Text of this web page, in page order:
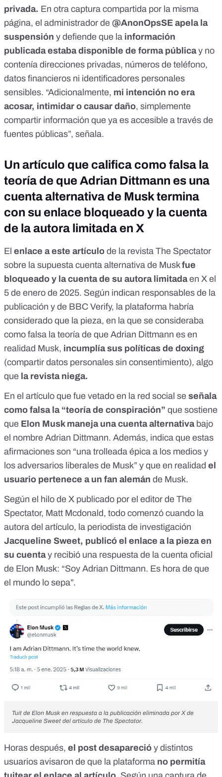
privada. En otra captura compartida por la misma
página, el administrador de @AnonOpsSE apela la
suspensión y defiende que la información
publicada estaba disponible de forma públicay no
contenía direcciones privadas, números de teléfono,
datos financieros ni identificadores personales
sensibles. “Adicionalmente, mi intención no era
acosar, intimidar o causar daño, simplemente
compartir información que ya es accesible a través de
fuentes públicas”, señala.
Un artículo que califica como falsa la
teoría de que Adrian Dittmann es una
cuenta alternativa de Musk termina
con su enlace bloqueado y la cuenta
de la autora limitada en X
El enlace a este artículo de la revista The Spectator
sobre la supuesta cuenta alternativa de Muskfue
bloqueado y la cuenta de su autora limitadaen X el
5 de enero de 2025. Según indican responsables de la
publicación y de BBC Verify, la plataforma habría
considerado que la pieza, en la que se consideraba
como falsa la teoría de que Adrian Dittmann es en
realidad Musk, incumplíasus políticas de doxing
(compartir datos personales sin consentimiento), algo
que la revista niega.
En el artículo que fue vetado en la red social se señala
como falsa la “teoría de conspiración” que sostiene
que Elon Musk maneja una cuenta alternativabajo
el nombre Adrian Dittmann. Además, indica que estas
afirmaciones son “una trolleada épica a los medios y
los adversarios liberales de Musk” y que en realidad el
usuario pertenece a un fan alemán de Musk.
Según el hilo de X publicado por el editor de The
Spectator, Matt Mcdonald, todo comenzó cuando la
autora del artículo, la periodista de investigación
Jacqueline Sweet, publicó el enlace a la pieza en
su cuentay recibió una respuesta de la cuenta oficial
de Elon Musk: “Soy Adrian Dittmann. Es hora de que
el mundo lo sepa”.
Tuit de Elon Musk en respuesta a la publicación eliminada por X de
Jacqueline Sweet del artículo de The Spectator.
Horas después, el post desapareció y distintos
usuarios avisaron de que la plataforma no permitía